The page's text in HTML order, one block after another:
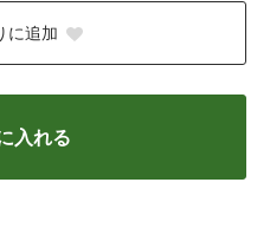
に追加
入れる